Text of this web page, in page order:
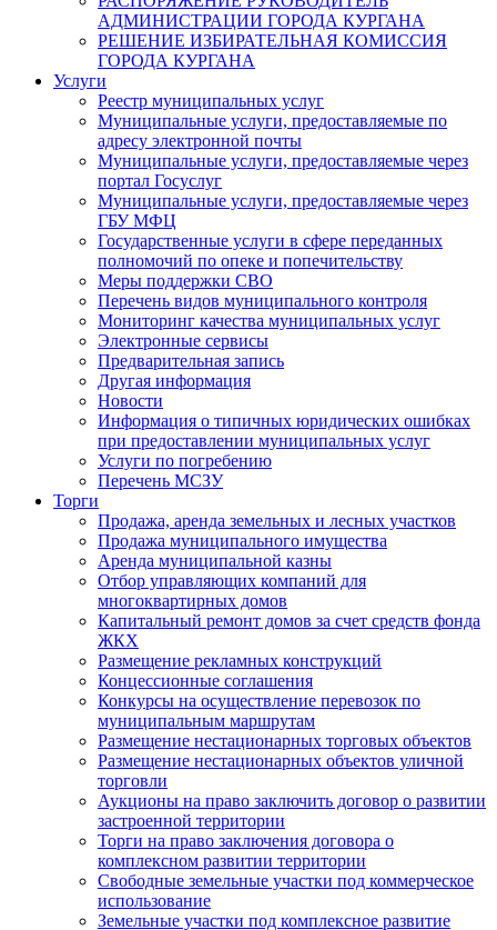
АДМИНИСТРАЦИИ ГОРОДА КУРГАНА
РЕШЕНИЕ ИЗБИРАТЕЛЬНАЯ КОМИССИЯ
ГОРОДА КУРГАНА
Услуги
Реестр муниципальных услуг
Муниципальные услуги, предоставляемые по
адресу электронной почты
Муниципальные услуги, предоставляемые через
портал Госуслуг
Муниципальные услуги, предоставляемые через
ГБУ МФЦ
Государственные услуги в сфере переданных
полномочий по опеке и попечительству
Меры поддержки СВО
Перечень видов муниципального контроля
Мониторинг качества муниципальных услуг
Электронные сервисы
Предварительная запись
Другая информация
Новости
Информация о типичных юридических ошибках
при предоставлении муниципальных услуг
Услуги по погребению
Перечень МСЗУ
Торги
Продажа, аренда земельных и лесных участков
Продажа муниципального имущества
Аренда муниципальной казны
Отбор управляющих компаний для
многоквартирных домов
Капитальный ремонт домов за счет средств фонда
ЖКХ
Размещение рекламных конструкций
Концессионные соглашения
Конкурсы на осуществление перевозок по
муниципальным маршрутам
Размещение нестационарных торговых объектов
Размещение нестационарных объектов уличной
торговли
Аукционы на право заключить договор о развитии
застроенной территории
Торги на право заключения договора о
комплексном развитии территории
Свободные земельные участки под коммерческое
использование
Земельные участки под комплексное развитие